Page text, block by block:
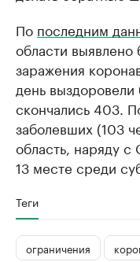
По последним
области выявлено
заражения
день
скончались 403.
заболевших (103
область, наряду с
13 месте среди
Теги
ограничения